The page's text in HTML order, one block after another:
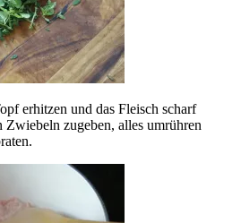
erhitzen und das Fleisch scharf
zugeben, alles umrühren